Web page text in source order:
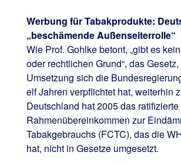
Werbung für Tabakprodukte:
„beschämende Außenseiterrolle“
Wie Prof. Gohlke betont, „gibt es
oder rechtlichen Grund“, das
Umsetzung sich die
elf Jahren verpflichtet hat, weiterhin
Deutschland hat 2005 das ratifizierte
Rahmenübereinkommen zur
Tabakgebrauchs (FCTC), das die
hat, nicht in Gesetze umgesetzt.